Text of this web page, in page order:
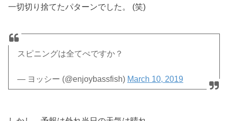
一切切り捨てたパターンでした。 (笑)
スピニングは全てぺですか？
— ヨッシー (@enjoybassfish) March 10, 2019